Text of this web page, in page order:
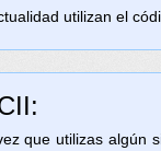
utilizan el
que utilizas